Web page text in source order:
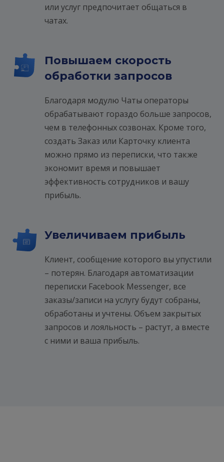
или услуг предпочитает общаться в
чатах.
Повышаем скорость
обработки запросов
Благодаря модулю Чаты операторы
обрабатывают гораздо больше запросов,
чем в телефонных созвонах. Кроме того,
создать Заказ или Карточку клиента
можно прямо из переписки, что также
экономит время и повышает
эффективность сотрудников и вашу
прибыль.
Увеличиваем прибыль
Клиент, сообщение которого вы упустили
– потерян. Благодаря автоматизации
переписки Facebook Messenger, все
заказы/записи на услугу будут собраны,
обработаны и учтены. Объем закрытых
запросов и лояльность – растут, а вместе
с ними и ваша прибыль.